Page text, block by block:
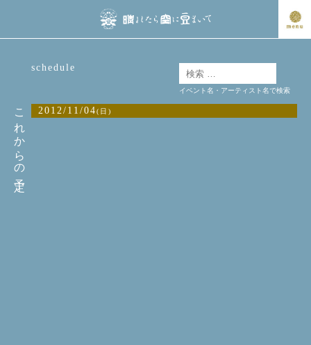
これからの予定
schedule
2012/11/04(日)
イベント名・アーティスト名で検索